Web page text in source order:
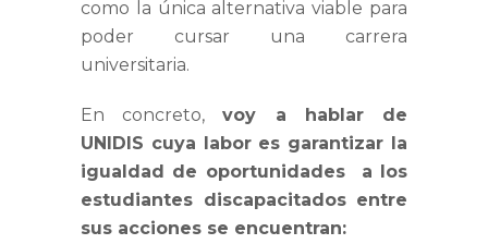
como la única alternativa viable para
poder cursar una carrera
universitaria.
En concreto,voy a hablar de
UNIDIS cuya labor es garantizar la
igualdad de oportunidades a los
estudiantes discapacitados entre
sus acciones se encuentran: